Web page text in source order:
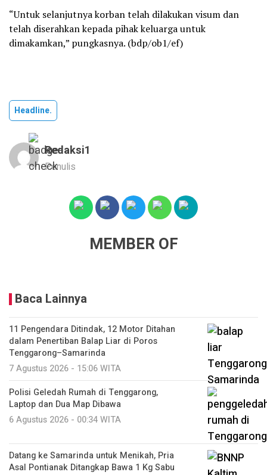
“Untuk selanjutnya korban telah dilakukan visum dan
telah diserahkan kepada pihak keluarga untuk
dimakamkan,” pungkasnya. (bdp/ob1/ef)
Headline.
Redaksi1
Penulis
MEMBER OF
Baca Lainnya
11 Pengendara Ditindak, 12 Motor Ditahan
dalam Penertiban Balap Liar di Poros
Tenggarong–Samarinda
7 Agustus 2026 - 15:06 WITA
Polisi Geledah Rumah di Tenggarong,
Laptop dan Dua Map Dibawa
6 Agustus 2026 - 00:34 WITA
Datang ke Samarinda untuk Menikah, Pria
Asal Pontianak Ditangkap Bawa 1 Kg Sabu